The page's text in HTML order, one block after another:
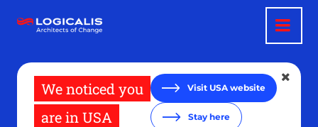
para
We noticed you
are in USA
Visit USA website
Stay here